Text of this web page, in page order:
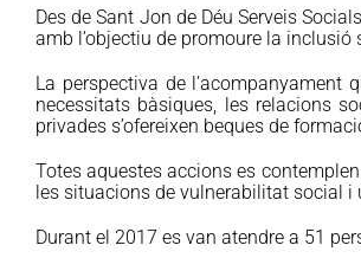
Des de Sant Jon de Déu Serveis
amb l’objectiu de promoure la inclusió
La perspectiva de l’acompanyament
necessitats bàsiques, les relacions
privades s’ofereixen beques de
Totes aquestes accions es
les situacions de vulnerabilitat social i
Durant el 2017 es van atendre a 51